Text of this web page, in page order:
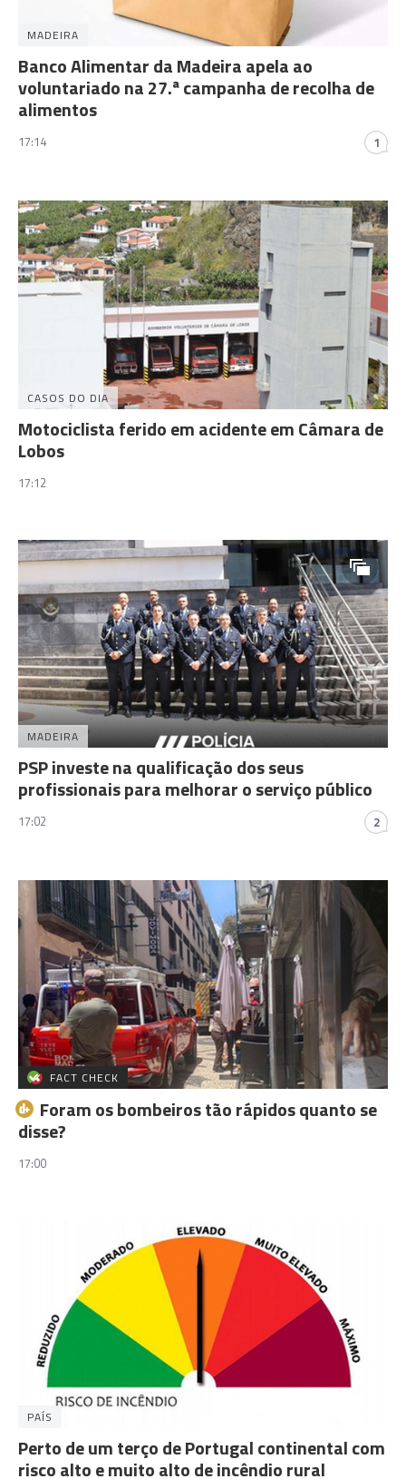
MADEIRA
Banco Alimentar da Madeira apela ao
voluntariado na 27.ª campanha de recolha de
alimentos
17:14 1
CASOS DO DIA
Motociclista ferido em acidente em Câmara de
Lobos
17:12
MADEIRA
PSP investe na qualificação dos seus
profissionais para melhorar o serviço público
17:02 2
FACT CHECK
Foram os bombeiros tão rápidos quanto se
disse?
17:00
PAÍS
Perto de um terço de Portugal continental com
risco alto e muito alto de incêndio rural